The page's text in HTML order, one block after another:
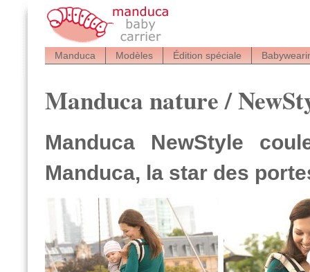
Manduca Modèles Édition spéciale
Manduca nature /
Manduca NewStyle
Manduca, la star des